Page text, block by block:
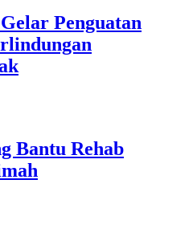
Penguatan
Bantu Rehab